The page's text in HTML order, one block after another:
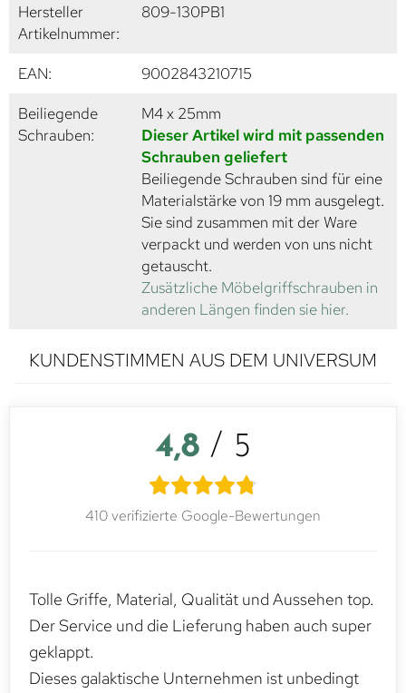
Hersteller
Artikelnummer:
809-130PB1
EAN:
9002843210715
Beiliegende
Schrauben:
M4 x 25mm
Dieser Artikel wird mit passenden
Schrauben geliefert
Beiliegende Schrauben sind für eine
Materialstärke von 19 mm ausgelegt.
Sie sind zusammen mit der Ware
verpackt und werden von uns nicht
getauscht.
Zusätzliche Möbelgriffschrauben in
anderen Längen finden sie hier.
KUNDENSTIMMEN AUS DEM UNIVERSUM
4,8 / 5
410 verifizierte Google-Bewertungen
Tolle Griffe, Material, Qualität und Aussehen top.
Der Service und die Lieferung haben auch super
geklappt.
Dieses galaktische Unternehmen ist unbedingt